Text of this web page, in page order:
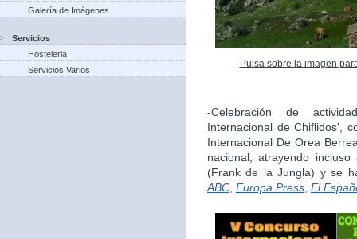
Galería de Imágenes
Servicios
Hosteleria
Servicios Varios
Pulsa sobre la imagen
-Celebración de
Internacional de Chiflidos',
Internacional De Orea
nacional, atrayendo
(Frank de la Jungla) y se
ABC, Europa Press, El